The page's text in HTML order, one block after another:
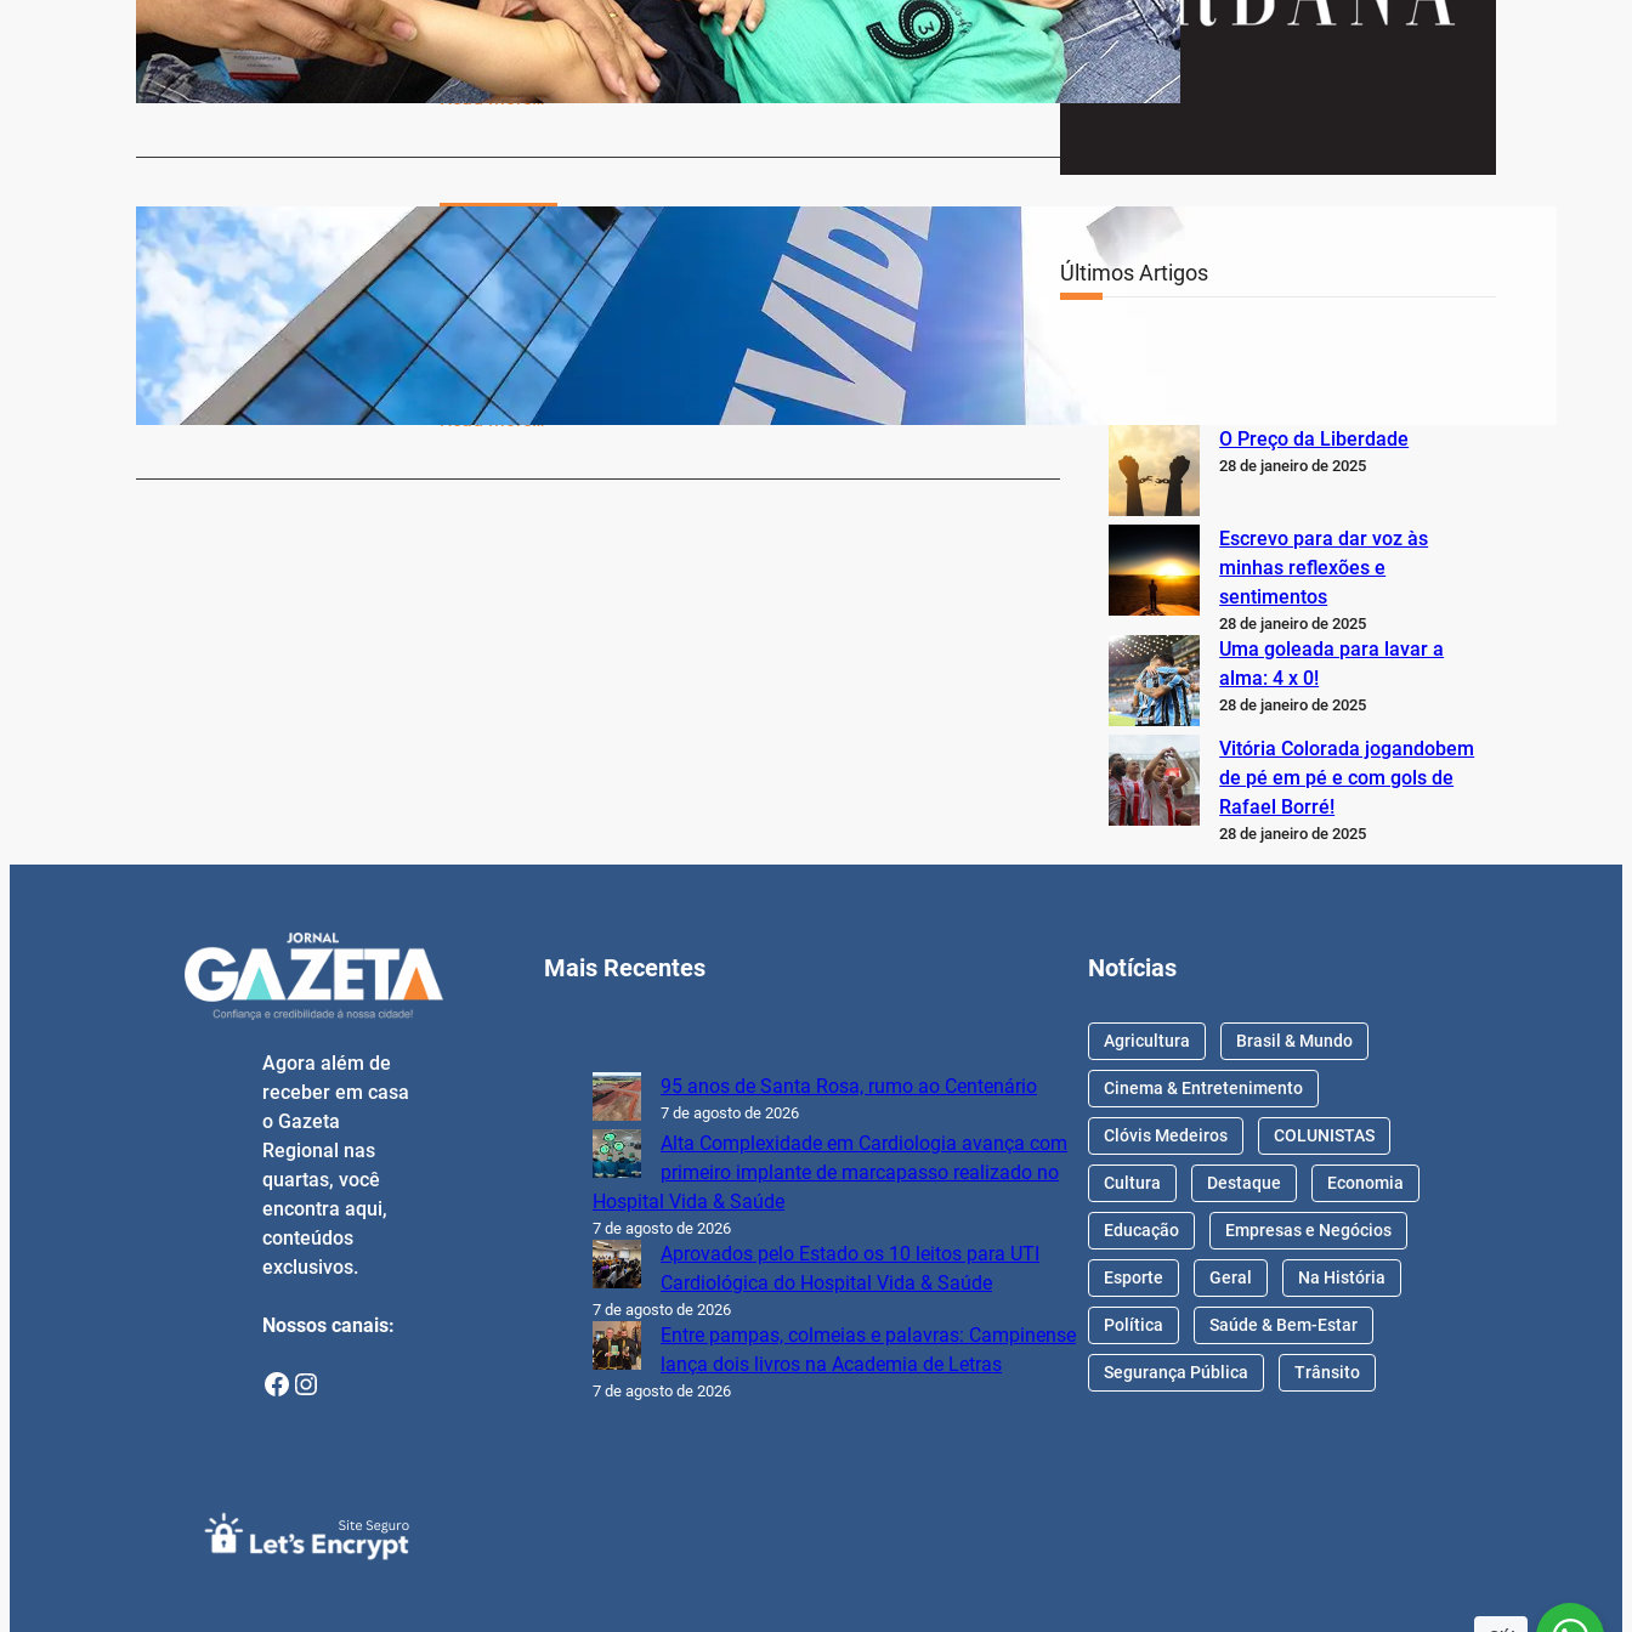
No dia 6 de setembro de 2024, foi publicada a Portaria PRES/INSS Nº
1745, que estabelece…
Read More…
Brasil & Mundo
INSS Planeja Ajustar Prazos de Auxílio-doença Concedido
Sem Perícia
Redação 30 de agosto de 2024
O Instituto Nacional do Seguro Social (INSS) está em processo de
reavaliação das regras para…
Read More…
Últimos Artigos
O Preço da Liberdade
28 de janeiro de 2025
Escrevo para dar voz às
minhas reflexões e
sentimentos
28 de janeiro de 2025
Uma goleada para lavar a
alma: 4 x 0!
28 de janeiro de 2025
Vitória Colorada jogandobem
de pé em pé e com gols de
Rafael Borré!
28 de janeiro de 2025
Agora além de
receber em casa
o Gazeta
Regional nas
quartas, você
encontra aqui,
conteúdos
exclusivos.
Nossos canais:
Facebook Instagram
Mais Recentes
95 anos de Santa Rosa, rumo ao Centenário
7 de agosto de 2026
Alta Complexidade em Cardiologia avança com
primeiro implante de marcapasso realizado no
Hospital Vida & Saúde
7 de agosto de 2026
Aprovados pelo Estado os 10 leitos para UTI
Cardiológica do Hospital Vida & Saúde
7 de agosto de 2026
Entre pampas, colmeias e palavras: Campinense
lança dois livros na Academia de Letras
7 de agosto de 2026
Notícias
Agricultura Brasil & Mundo
Cinema & Entretenimento
Clóvis Medeiros COLUNISTAS
Cultura Destaque Economia
Educação Empresas e Negócios
Esporte Geral Na História
Política Saúde & Bem-Estar
Segurança Pública Trânsito